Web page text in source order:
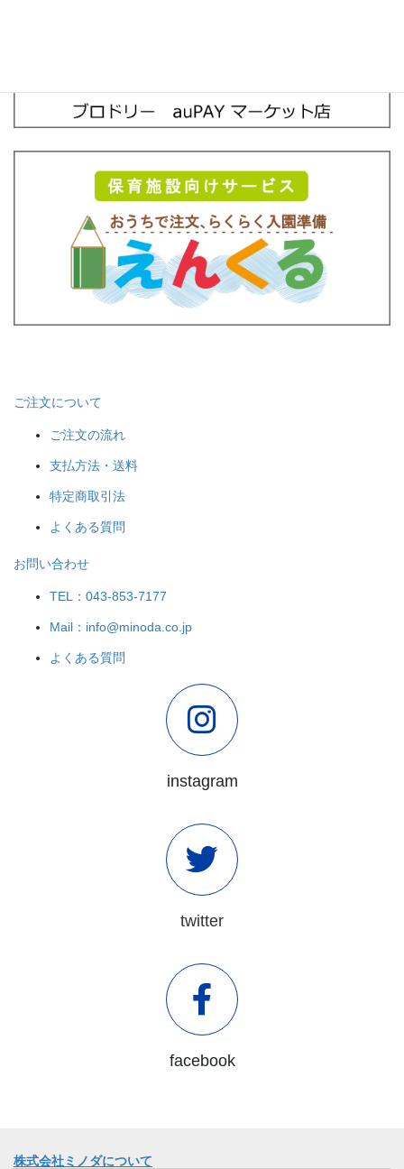
ご注文について
ご注文の流れ
支払方法・送料
特定商取引法
よくある質問
お問い合わせ
TEL：043-853-7177
Mail：info@minoda.co.jp
よくある質問
instagram
twitter
facebook
株式会社ミノダについて